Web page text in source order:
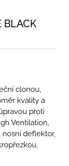
BLACK
clonou,
kvality a
proti
Ventilation,
deflektor,